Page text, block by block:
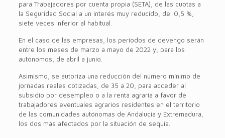
para Trabajadores por cuenta propia (SETA), de las cuotas a
la Seguridad Social a un interés muy reducido, del 0,5 %,
siete veces inferior al habitual.
En el caso de las empresas, los periodos de devengo serán
entre los meses de marzo a mayo de 2022 y, para los
autónomos, de abril a junio.
Asimismo, se autoriza una reducción del número mínimo de
jornadas reales cotizadas, de 35 a 20, para acceder al
subsidio por desempleo o a la renta agraria a favor de
trabajadores eventuales agrarios residentes en el territorio
de las comunidades autónomas de Andalucía y Extremadura,
los dos más afectados por la situación de sequía.